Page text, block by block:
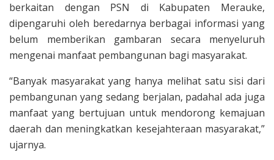
berkaitan dengan PSN di Kabupaten Merauke,
dipengaruhi oleh beredarnya berbagai informasi yang
belum memberikan gambaran secara menyeluruh
mengenai manfaat pembangunan bagi masyarakat.
“Banyak masyarakat yang hanya melihat satu sisi dari
pembangunan yang sedang berjalan, padahal ada juga
manfaat yang bertujuan untuk mendorong kemajuan
daerah dan meningkatkan kesejahteraan masyarakat,”
ujarnya.